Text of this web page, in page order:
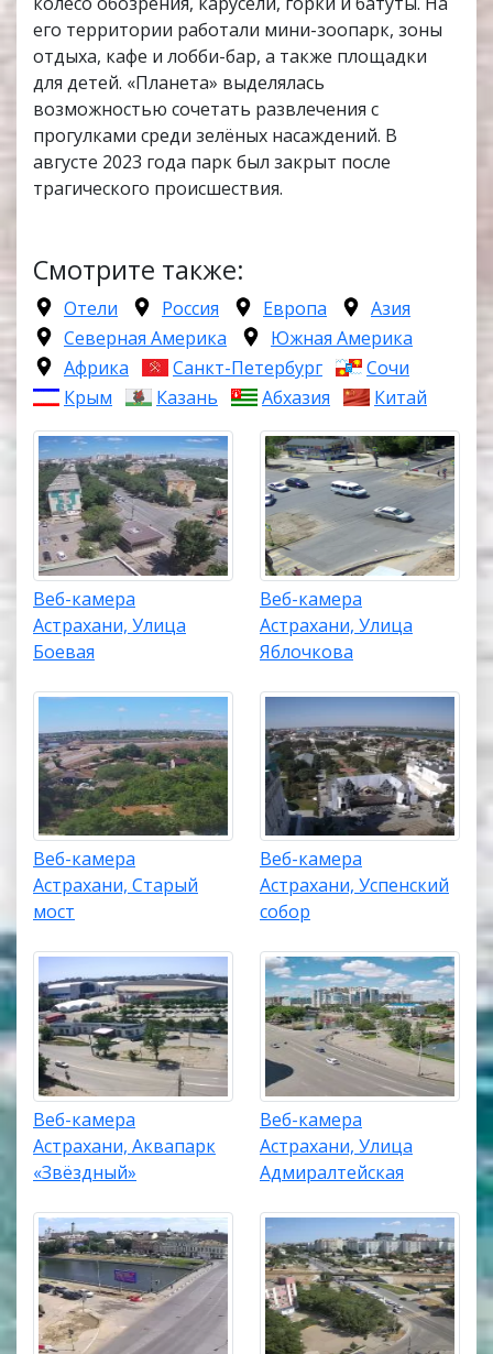
его территории работали мини-зоопарк, зоны
отдыха, кафе и лобби-бар, а также площадки
для детей. «Планета» выделялась
возможностью сочетать развлечения с
прогулками среди зелёных насаждений. В
августе 2023 года парк был закрыт после
трагического происшествия.
Смотрите также:
Отели Россия Европа
Азия
Северная Америка
Южная Америка
Африка
Санкт-Петербург
Сочи
Крым
Казань Абхазия Китай
Веб-камера
Астрахани, Улица
Боевая
Веб-камера
Астрахани, Улица
Яблочкова
Веб-камера
Астрахани, Старый
мост
Веб-камера
Астрахани, Успенский
собор
Веб-камера
Астрахани, Аквапарк
«Звёздный»
Веб-камера
Астрахани, Улица
Адмиралтейская